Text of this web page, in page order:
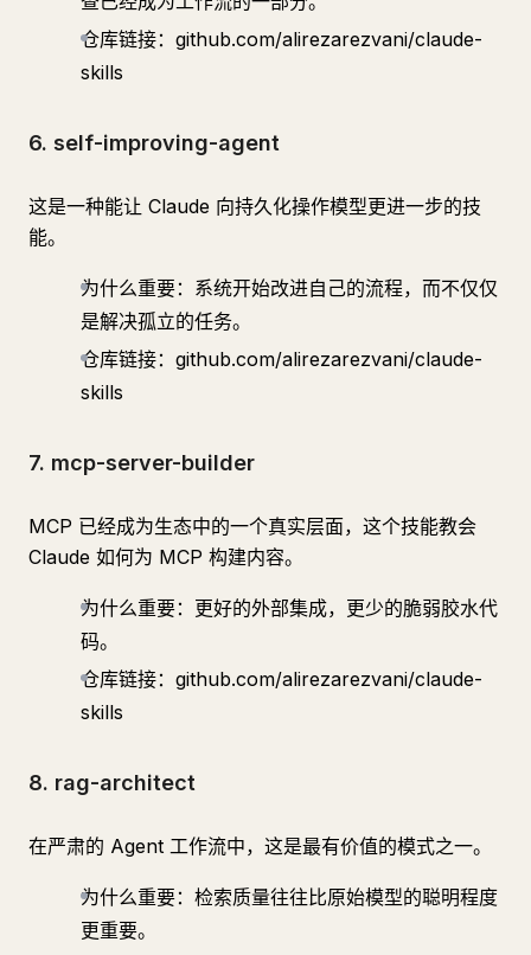
仓库链接：github.com/alirezarezvani/claude-
skills
6. self-improving-agent
这是一种能让 Claude 向持久化操作模型更进一步的技
能。
为什么重要：系统开始改进自己的流程，而不仅仅
是解决孤立的任务。
仓库链接：github.com/alirezarezvani/claude-
skills
7. mcp-server-builder
MCP 已经成为生态中的一个真实层面，这个技能教会
Claude 如何为 MCP 构建内容。
为什么重要：更好的外部集成，更少的脆弱胶水代
码。
仓库链接：github.com/alirezarezvani/claude-
skills
8. rag-architect
在严肃的 Agent 工作流中，这是最有价值的模式之一。
为什么重要：检索质量往往比原始模型的聪明程度
更重要。